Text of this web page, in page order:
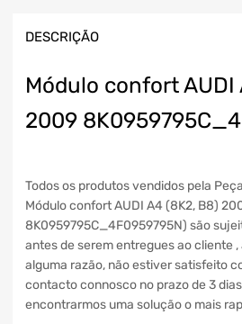
DESCRIÇÃO
Módulo confort AUDI
2009
Todos os produtos vendidos pela
Módulo confort AUDI A4 (8K2, B8)
8K0959795C_4F0959795N) são
antes de serem entregues ao cliente ,
alguma razão, não estiver satisfeito
contacto connosco no prazo de 3
encontrarmos uma solução o mais